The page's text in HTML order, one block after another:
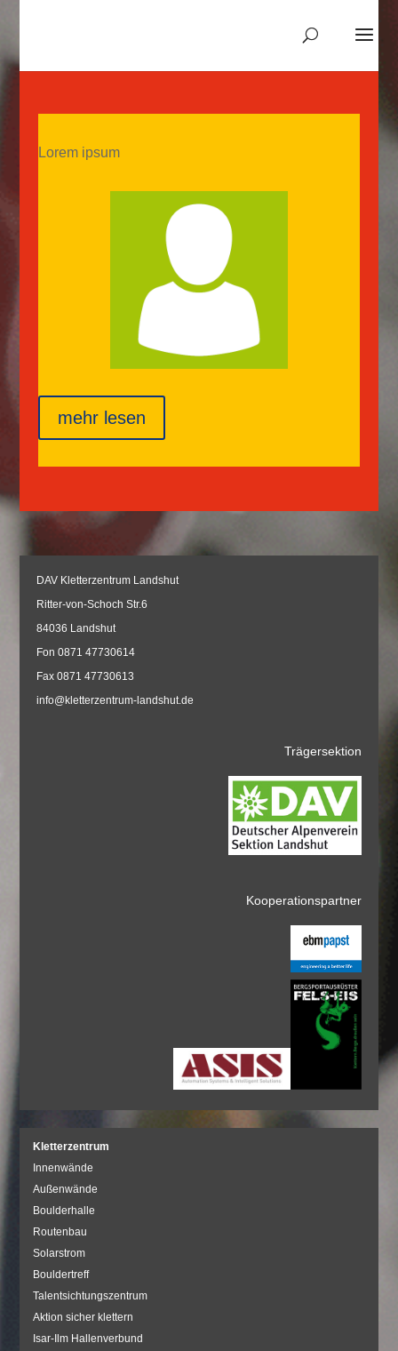
Lorem ipsum
mehr lesen
DAV Kletterzentrum Landshut
Ritter-von-Schoch Str.6
84036 Landshut
Fon 0871 47730614
Fax 0871 47730613
info@kletterzentrum-landshut.de
Trägersektion
Kooperationspartner
Kletterzentrum
Innenwände
Außenwände
Boulderhalle
Routenbau
Solarstrom
Bouldertreff
Talentsichtungszentrum
Aktion sicher klettern
Isar-Ilm Hallenverbund